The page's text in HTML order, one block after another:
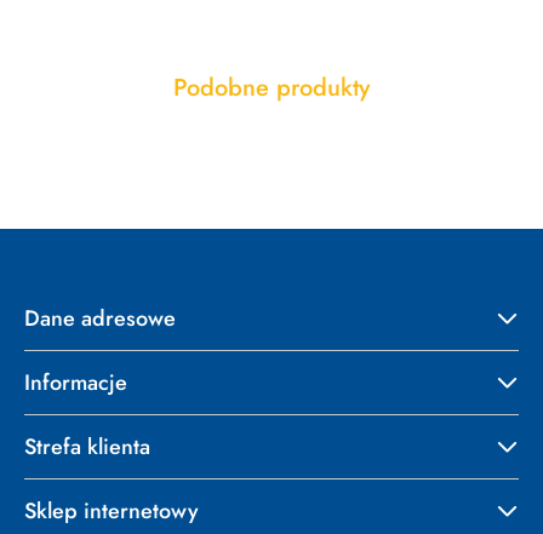
Pomiń karuzelę produktów
Produkty
Podobne produkty
Dane adresowe
Informacje
Strefa klienta
Sklep internetowy